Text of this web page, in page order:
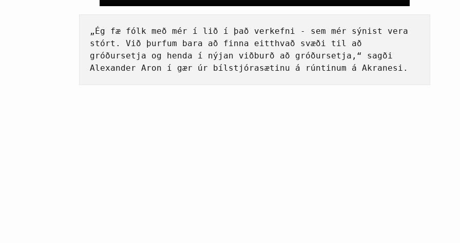
„Ég fæ fólk með mér í lið í það verkefni - sem mér sýnist vera
stórt. Við þurfum bara að finna eitthvað svæði til að
gróðursetja og henda í nýjan viðburð að gróðursetja,“ sagði
Alexander Aron í gær úr bílstjórasætinu á rúntinum á Akranesi.